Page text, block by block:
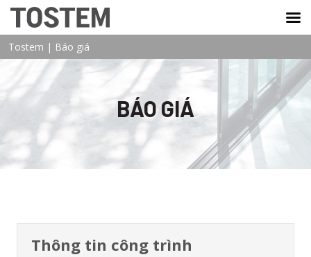
Tostem | Báo giá
BÁO GIÁ
Thông tin công trình
TOSTEM VIỆT NAM